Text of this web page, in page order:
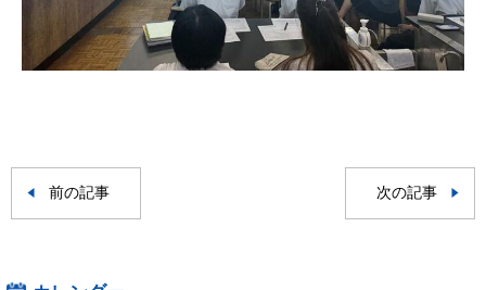
前の記事 次の記事